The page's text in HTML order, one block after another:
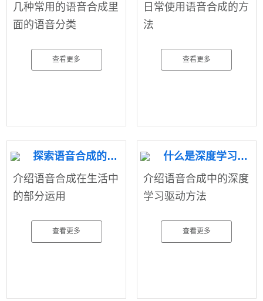
几种常用的语音合成里
面的语音分类
查看更多
日常使用语音合成的方
法
查看更多
探索语音合成的作用
介绍语音合成在生活中
的部分运用
查看更多
什么是深度学习驱动方法
介绍语音合成中的深度
学习驱动方法
查看更多